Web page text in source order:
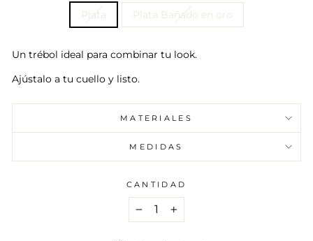
Plata Plata Bañado en oro
Un trébol ideal para combinar tu look.
Ajústalo a tu cuello y listo.
MATERIALES
MEDIDAS
CANTIDAD